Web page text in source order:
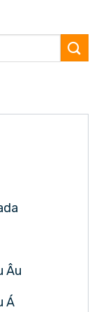
Âu
Á